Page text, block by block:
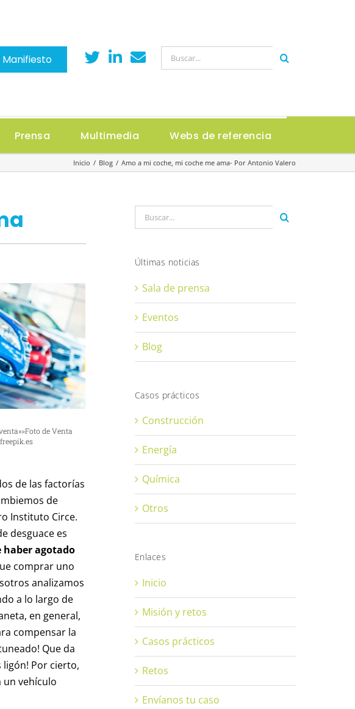
Manifiesto Buscar:
Prensa Multimedia Webs de referencia
Inicio Blog Amo a mi coche, mi coche me ama- Por Antonio Valero
de Venta
de las factorías
de
Instituto Circe.
desguace es
haber agotado
comprar uno
analizamos
a lo largo de
en general,
compensar la
Que da
ligón! Por cierto,
un vehículo
Buscar:
Últimas noticias
Sala de prensa
Eventos
Blog
Casos prácticos
Construcción
Energía
Química
Otros
Enlaces
Inicio
Misión y retos
Casos prácticos
Retos
Envíanos tu caso